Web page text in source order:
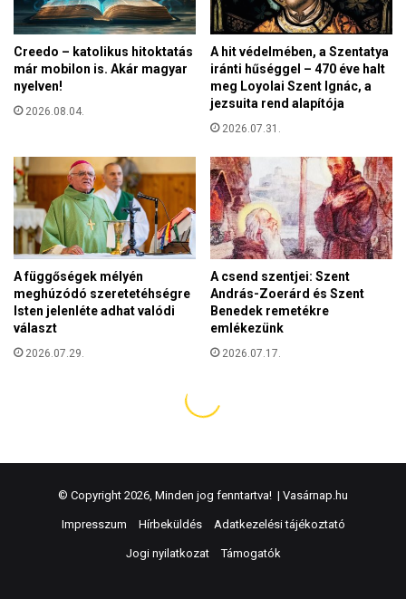
© Copyright 2026, Minden jog fenntartva! | Vasárnap.hu
Impresszum Hírbeküldés Adatkezelési tájékoztató
Jogi nyilatkozat Támogatók